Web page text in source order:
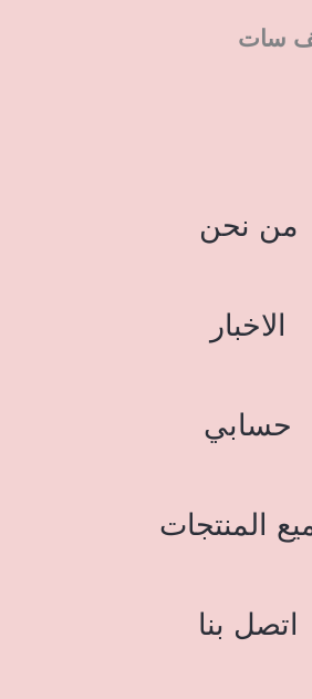
سات
من نحن
الاخبار
حسابي
المنتجات
اتصل بنا